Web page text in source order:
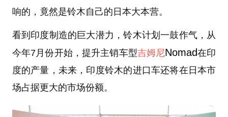
响的，竟然是铃木自己的日本大本营。
看到印度制造的巨大潜力，铃木计划一鼓作气，从
今年7月份开始，提升主销车型吉姆尼Nomad在印
度的产量，未来，印度铃木的进口车还将在日本市
场占据更大的市场份额。